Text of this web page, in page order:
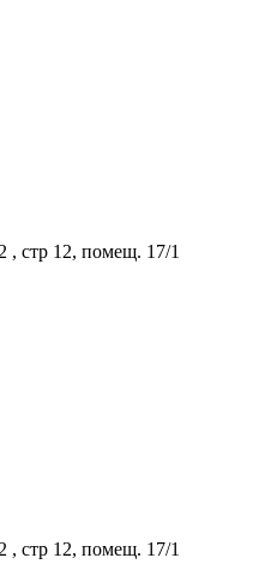
, стр 12, помещ. 17/1
, стр 12, помещ. 17/1